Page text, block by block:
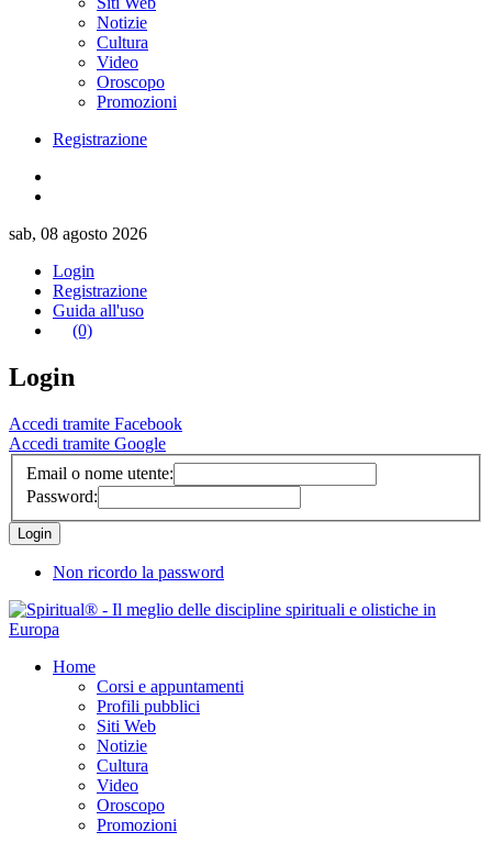
Notizie
Cultura
Video
Oroscopo
Promozioni
Registrazione
sab, 08 agosto 2026
Login
Registrazione
Guida all'uso
(0)
Login
Accedi tramite Facebook
Accedi tramite Google
Email o nome utente:
Password:
Non ricordo la password
Home
Corsi e appuntamenti
Profili pubblici
Siti Web
Notizie
Cultura
Video
Oroscopo
Promozioni